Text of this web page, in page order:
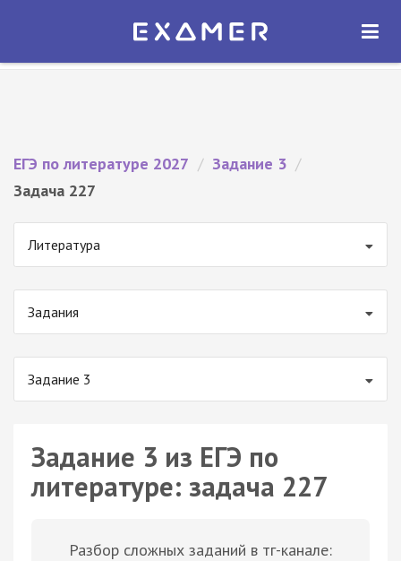
Экзамер — ЕГЭ 2027
ОТКРЫТЬ
ЕГЭ по литературе 2027 / Задание 3 /
Задача 227
Литература
Задания
Задание 3
Задание 3 из ЕГЭ по
литературе: задача 227
Разбор сложных заданий в тг-канале: